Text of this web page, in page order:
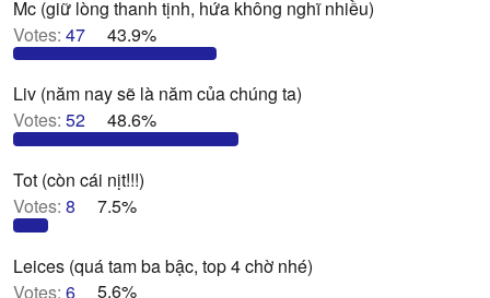
Mc (giữ lòng thanh tịnh, hứa không nghĩ nhiều)
Votes: 47 43.9%
Liv (năm nay sẽ là năm của chúng ta)
Votes: 52 48.6%
Tot (còn cái nịt!!!)
Votes: 8 7.5%
Leices (quá tam ba bậc, top 4 chờ nhé)
Votes: 6 5.6%